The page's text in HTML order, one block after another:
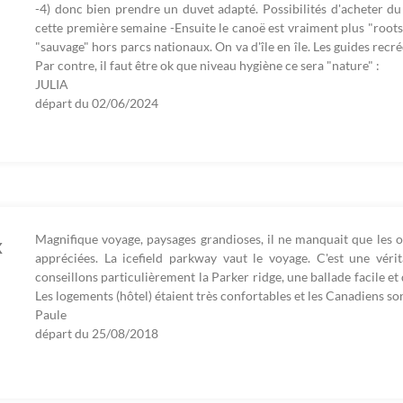
-4) donc bien prendre un duvet adapté. Possibilités d'acheter
cette première semaine -Ensuite le canoë est vraiment plus
"sauvage" hors parcs nationaux. On va d'île en île. Les guides
Par contre, il faut être ok que niveau hygiène ce sera "nature" :
JULIA
départ du 02/06/2024
Magnifique voyage, paysages grandioses, il ne manquait que
appréciées. La icefield parkway vaut le voyage. C'est une
conseillons particulièrement la Parker ridge, une ballade facile
Les logements (hôtel) étaient très confortables et les Canadiens
Paule
départ du 25/08/2018